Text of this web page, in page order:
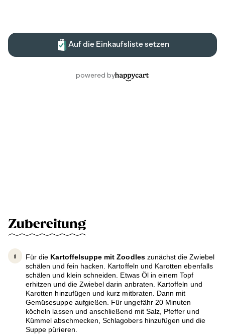
Zubereitung
Für die Kartoffelsuppe mit Zoodles zunächst die Zwiebel
schälen und fein hacken. Kartoffeln und Karotten ebenfalls
schälen und klein schneiden. Etwas Öl in einem Topf
erhitzen und die Zwiebel darin anbraten. Kartoffeln und
Karotten hinzufügen und kurz mitbraten. Dann mit
Gemüsesuppe aufgießen. Für ungefähr 20 Minuten
köcheln lassen und anschließend mit Salz, Pfeffer und
Kümmel abschmecken, Schlagobers hinzufügen und die
Suppe pürieren.